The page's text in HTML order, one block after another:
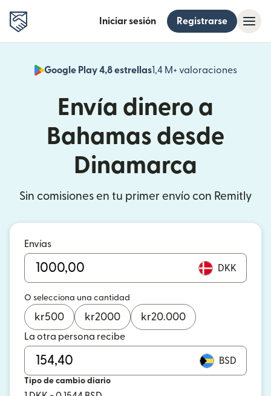
Iniciar sesión Registrarse
Google Play 4,8 estrellas1,4 M+ valoraciones
(se
Envía dinero a
Bahamas desde
Dinamarca
Sin comisiones en tu primer envío con Remitly
Envías
DKK
O selecciona una cantidad
kr500 kr2000 kr20.000
La otra persona recibe
BSD
Tipo de cambio diario